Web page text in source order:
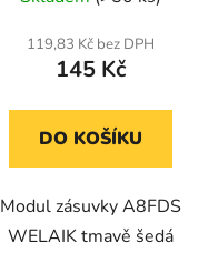
119,83 Kč bez DPH
145 Kč
DO KOŠÍKU
Modul zásuvky A8FDS
WELAIK tmavě šedá